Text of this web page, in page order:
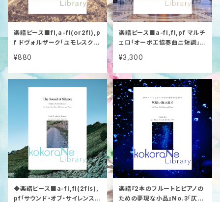
楽譜ピース■fl,a-fl(or2fl),p
f ドヴォルザーク「ユモレスク」
¥880
楽譜ピース■a-fl,fl,pf マルチ
ェロ「オーボエ協奏曲ニ短調」
¥3,300
◆楽譜ピース■a-fl,fl(2fls),
pf「サウンド・オブ・サイレンス」
楽譜『2本のフルートとピアノの
ための夢現な小品』No.3「仄暗